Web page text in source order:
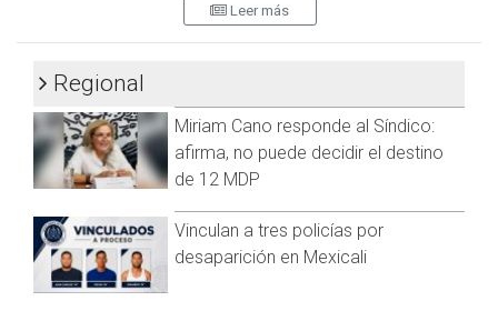
frontera para comprar regalos navideños.
Buena Vista a la altura de Palacio Municipal sobre la Vía
Rápida , en entrevista mencionaron que durante la espera se
entretienen en las redes sociales, escuchan música y lo más
lamentable es el gasto de la gasolina.
Pero hay a quienes no les importa el tiempo de espera pues
su visita en Tijuana, valió la pena y es el caso de una familia
que desde San Bernardino cruzaron la frontera únicamente
para visitar familiares.
Leer más
Regional
Miriam Cano responde al Síndico:
afirma, no puede decidir el destino
de 12 MDP
Vinculan a tres policías por
desaparición en Mexicali